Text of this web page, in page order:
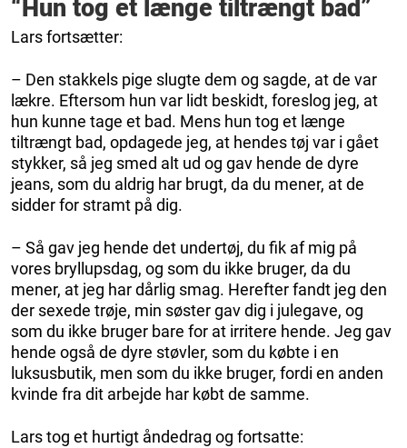
“Hun tog et længe tiltrængt bad”
Lars fortsætter:
– Den stakkels pige slugte dem og sagde, at de var
lækre. Eftersom hun var lidt beskidt, foreslog jeg, at
hun kunne tage et bad. Mens hun tog et længe
tiltrængt bad, opdagede jeg, at hendes tøj var i gået
stykker, så jeg smed alt ud og gav hende de dyre
jeans, som du aldrig har brugt, da du mener, at de
sidder for stramt på dig.
– Så gav jeg hende det undertøj, du fik af mig på
vores bryllupsdag, og som du ikke bruger, da du
mener, at jeg har dårlig smag. Herefter fandt jeg den
der sexede trøje, min søster gav dig i julegave, og
som du ikke bruger bare for at irritere hende. Jeg gav
hende også de dyre støvler, som du købte i en
luksusbutik, men som du ikke bruger, fordi en anden
kvinde fra dit arbejde har købt de samme.
Lars tog et hurtigt åndedrag og fortsatte: